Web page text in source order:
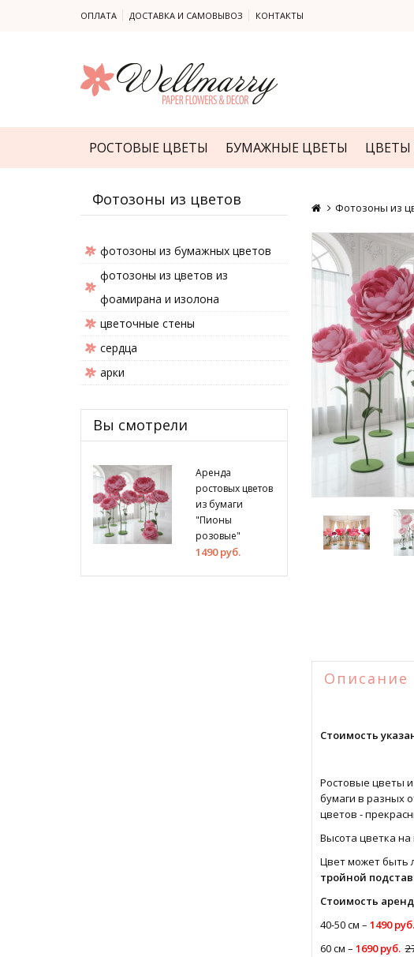
ОПЛАТА ДОСТАВКА И САМОВЫВОЗ КОНТАКТЫ
РОСТОВЫЕ ЦВЕТЫ БУМАЖНЫЕ ЦВЕТЫ
Фотозоны из цветов
фотозоны из бумажных цветов
фотозоны из цветов из
фоамирана и изолона
цветочные стены
сердца
арки
Вы смотрели
Аренда
ростовых цветов
из бумаги
"Пионы
розовые"
1490 руб.
Фотозоны из
Описание
Стоимость
Ростовые цветы
бумаги в разных
цветов -
Высота цветка на
Цвет может быть
тройной
Стоимость
40-50 см – 1490 руб.
60 см – 1690 руб.